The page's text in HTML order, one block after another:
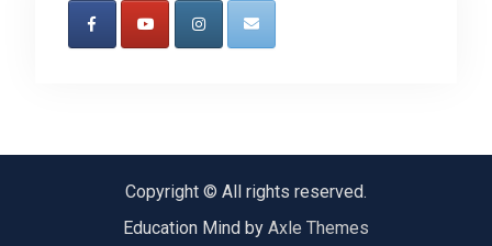
Copyright © All rights reserved.
Education Mind by Axle Themes